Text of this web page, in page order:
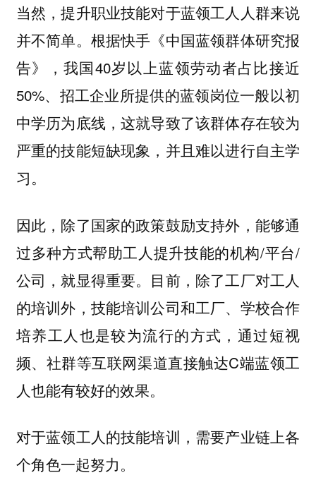
当然，提升职业技能对于蓝领工人人群来说
并不简单。根据快手《中国蓝领群体研究报
告》，我国40岁以上蓝领劳动者占比接近
50%、招工企业所提供的蓝领岗位一般以初
中学历为底线，这就导致了该群体存在较为
严重的技能短缺现象，并且难以进行自主学
习。
因此，除了国家的政策鼓励支持外，能够通
过多种方式帮助工人提升技能的机构/平台/
公司，就显得重要。目前，除了工厂对工人
的培训外，技能培训公司和工厂、学校合作
培养工人也是较为流行的方式，通过短视
频、社群等互联网渠道直接触达C端蓝领工
人也能有较好的效果。
对于蓝领工人的技能培训，需要产业链上各
个角色一起努力。